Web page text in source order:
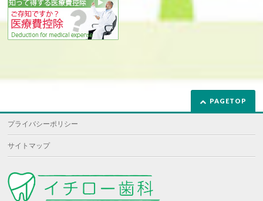
PAGETOP
プライバシーポリシー
サイトマップ